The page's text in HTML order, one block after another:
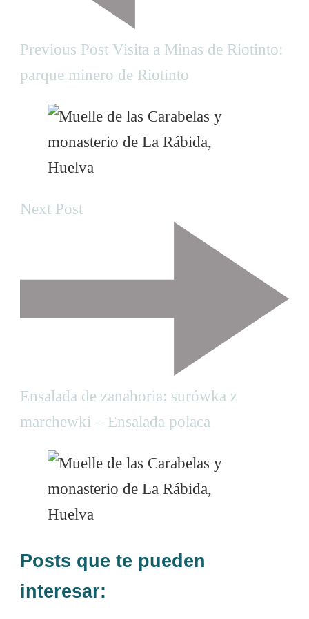
N
a
g
t
i
n
Previous Post Visita a Minas de Riotinto:
parque minero de Riotinto
Next Post
Ensalada de zanahoria: surówka z
marchewki – Ensalada polaca
Posts que te pueden
interesar: